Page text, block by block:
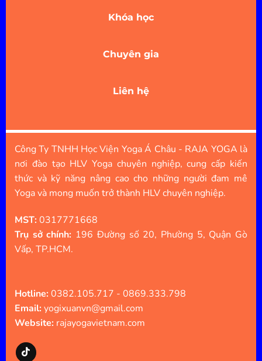
Khóa học
Chuyên gia
Liên hệ
Công Ty TNHH Học Viện Yoga Á Châu - RAJA YOGA là
nơi đào tạo HLV Yoga chuyên nghiệp, cung cấp kiến
thức và kỹ năng nâng cao cho những người đam mê
Yoga và mong muốn trở thành HLV chuyên nghiệp.
MST:0317771668
Trụ sở chính: 196 Đường số 20, Phường 5, Quận Gò
Vấp, TP.HCM.
Hotline:0382.105.717 - 0869.333.798
Email:yogixuanvn@gmail.com
Website: rajayogavietnam.com